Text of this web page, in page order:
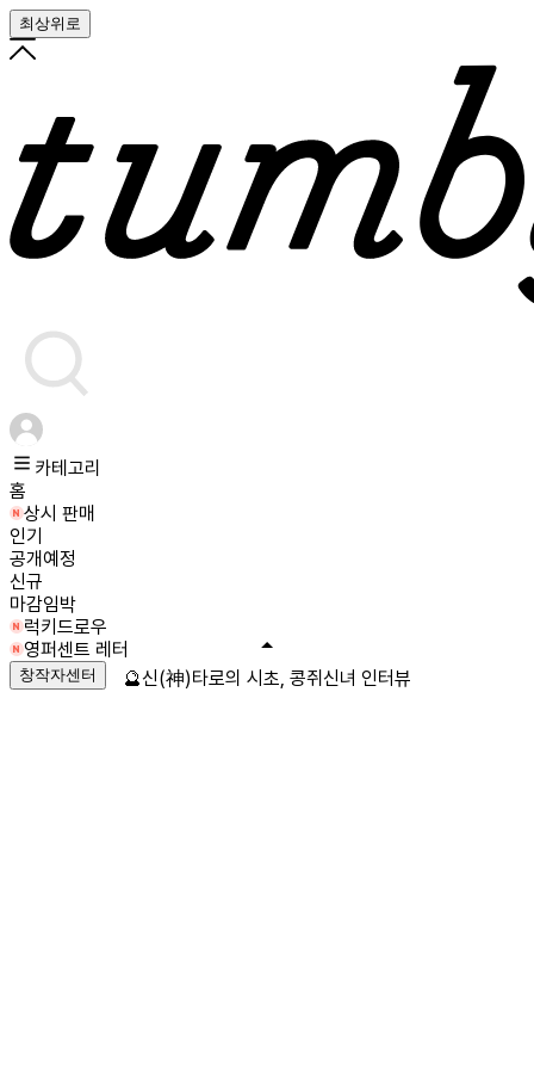
최상위로
카테고리
홈
상시 판매
인기
공개예정
신규
마감임박
럭키드로우
영퍼센트 레터
창작자센터 🔮신(神)타로의 시초, 콩쥐신녀 인터뷰